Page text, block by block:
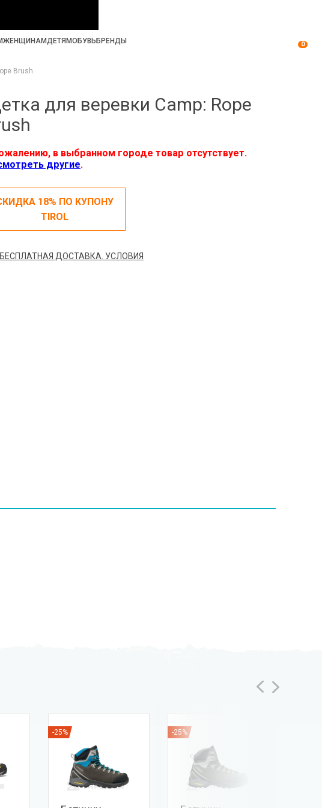
ЖЕНЩИНАМДЕТЯМОБУВЬ БРЕНДЫ 0
Brush
для веревки Camp: Rope
в выбранном городе товар отсутствует.
другие.
18% ПО КУПОНУ
TIROL
БЕСПЛАТНАЯ ДОСТАВКА. УСЛОВИЯ
-25% -25%